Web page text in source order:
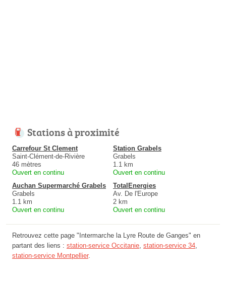
Stations à proximité
Carrefour St Clement
Saint-Clément-de-Rivière
46 mètres
Ouvert en continu
Station Grabels
Grabels
1.1 km
Ouvert en continu
Auchan Supermarché Grabels
Grabels
1.1 km
Ouvert en continu
TotalEnergies
Av. De l'Europe
2 km
Ouvert en continu
Retrouvez cette page "Intermarche la Lyre Route de Ganges" en
partant des liens : station-service Occitanie station-service 34
station-service Montpellier.